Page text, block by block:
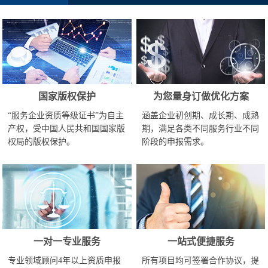
国家版权保护
“服务企业资质等级证书”为自主
产权，受中国人民共和国国家版
权局的版权保护。
为您量身订做优化方案
涵盖企业初创期、成长期、成熟
期，满足各类不同服务行业不同
阶段的申报需求。
一对一专业服务
专业领域顾问4年以上资质申报
一站式便捷服务
所有项目均可签署合作协议，提